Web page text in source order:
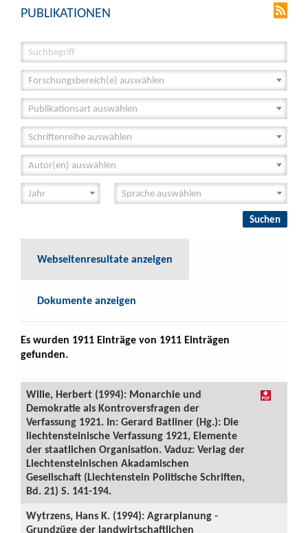
PUBLIKATIONEN
Forschungsbereich(e) auswählen
Publikationsart auswählen
Schriftenreihe auswählen
Autor(en) auswählen
Webseitenresultate anzeigen
Dokumente anzeigen
Es wurden 1911 Einträge von 1911 Einträgen
gefunden.
Wille, Herbert (1994): Monarchie und
Demokratie als Kontroversfragen der
Verfassung 1921. In: Gerard Batliner (Hg.): Die
liechtensteinische Verfassung 1921, Elemente
der staatlichen Organisation. Vaduz: Verlag der
Liechtensteinischen Akadamischen
Gesellschaft (Liechtenstein Politische Schriften,
Bd. 21) S. 141-194.
Wytrzens, Hans K. (1994): Agrarplanung -
Grundzüge der landwirtschaftlichen